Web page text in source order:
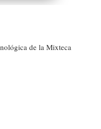
de la Mixteca